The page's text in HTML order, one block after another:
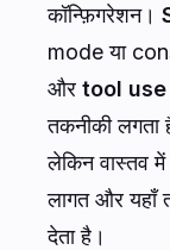
कॉन्फ़िगरेशन।
mode या
और tool use
तकनीकी
लेकिन वास्तव
लागत और यहाँ
देता है।